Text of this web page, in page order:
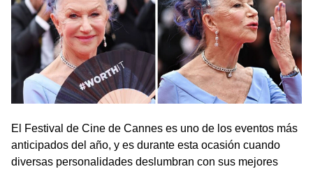
El Festival de Cine de Cannes es uno de los eventos más
anticipados del año, y es durante esta ocasión cuando
diversas personalidades deslumbran con sus mejores